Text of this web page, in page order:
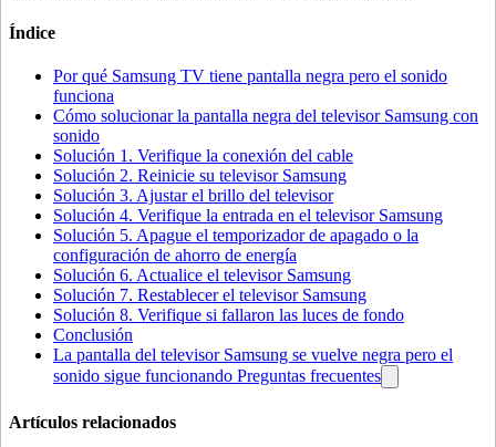
Índice
Por qué Samsung TV tiene pantalla negra pero el sonido
funciona
Cómo solucionar la pantalla negra del televisor Samsung con
sonido
Solución 1. Verifique la conexión del cable
Solución 2. Reinicie su televisor Samsung
Solución 3. Ajustar el brillo del televisor
Solución 4. Verifique la entrada en el televisor Samsung
Solución 5. Apague el temporizador de apagado o la
configuración de ahorro de energía
Solución 6. Actualice el televisor Samsung
Solución 7. Restablecer el televisor Samsung
Solución 8. Verifique si fallaron las luces de fondo
Conclusión
La pantalla del televisor Samsung se vuelve negra pero el
sonido sigue funcionando Preguntas frecuentes
Artículos relacionados